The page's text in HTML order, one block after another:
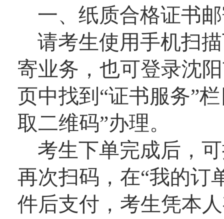
一、纸质合格证书
请考生使用手机扫
寄业务，也可登录沈
页中找到“证书服务”
取二维码”办理。
考生下单完成后，
再次扫码，在“我的订
件后支付，考生凭本